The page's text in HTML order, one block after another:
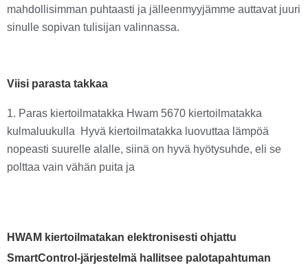
mahdollisimman puhtaasti ja jälleenmyyjämme auttavat juuri
sinulle sopivan tulisijan valinnassa.
Viisi parasta takkaa
1. Paras kiertoilmatakka Hwam 5670 kiertoilmatakka
kulmaluukulla Hyvä kiertoilmatakka luovuttaa lämpöä
nopeasti suurelle alalle, siinä on hyvä hyötysuhde, eli se
polttaa vain vähän puita ja
HWAM kiertoilmatakan elektronisesti ohjattu
SmartControl-järjestelmä hallitsee palotapahtuman